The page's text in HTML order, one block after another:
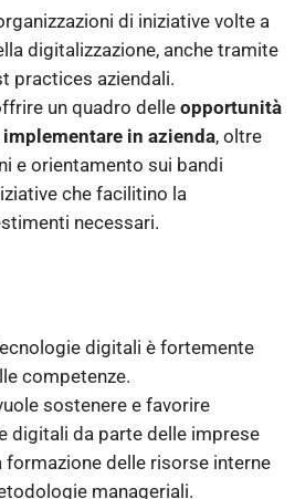
di iniziative volte a
digitalizzazione, anche tramite
practices aziendali.
un quadro delle opportunità
in azienda, oltre
e orientamento sui bandi
che facilitino la
necessari.
digitali è fortemente
competenze.
sostenere e favorire
digitali da parte delle imprese
delle risorse interne
manageriali.